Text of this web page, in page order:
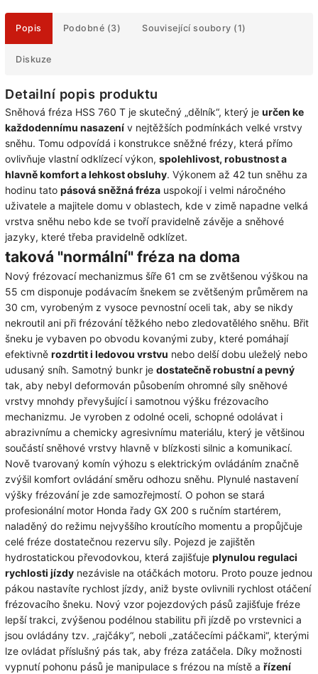
Popis Podobné (3) Související soubory (1)
Diskuze
Detailní popis produktu
Sněhová fréza HSS 760 T je skutečný „dělník“, který je určen ke
každodennímu nasazení v nejtěžších podmínkách velké vrstvy
sněhu. Tomu odpovídá i konstrukce sněžné frézy, která přímo
ovlivňuje vlastní odklízecí výkon, spolehlivost, robustnost a
hlavně komfort a lehkost obsluhy. Výkonem až 42 tun sněhu za
hodinu tato pásová sněžná fréza uspokojí i velmi náročného
uživatele a majitele domu v oblastech, kde v zimě napadne velká
vrstva sněhu nebo kde se tvoří pravidelně závěje a sněhové
jazyky, které třeba pravidelně odklízet.
taková "normální" fréza na doma
Nový frézovací mechanizmus šíře 61 cm se zvětšenou výškou na
55 cm disponuje podávacím šnekem se zvětšeným průměrem na
30 cm, vyrobeným z vysoce pevnostní oceli tak, aby se nikdy
nekroutil ani při frézování těžkého nebo zledovatělého sněhu. Břit
šneku je vybaven po obvodu kovanými zuby, které pomáhají
efektivně rozdrtit i ledovou vrstvu nebo delší dobu uleželý nebo
udusaný sníh. Samotný bunkr je dostatečně robustní a pevný
tak, aby nebyl deformován působením ohromné síly sněhové
vrstvy mnohdy převyšující i samotnou výšku frézovacího
mechanizmu. Je vyroben z odolné oceli, schopné odolávat i
abrazivnímu a chemicky agresivnímu materiálu, který je většinou
součástí sněhové vrstvy hlavně v blízkosti silnic a komunikací.
Nově tvarovaný komín výhozu s elektrickým ovládáním značně
zvýšil komfort ovládání směru odhozu sněhu. Plynulé nastavení
výšky frézování je zde samozřejmostí. O pohon se stará
profesionální motor Honda řady GX 200 s ručním startérem,
naladěný do režimu nejvyššího kroutícího momentu a propůjčuje
celé fréze dostatečnou rezervu síly. Pojezd je zajištěn
hydrostatickou převodovkou, která zajišťuje plynulou regulaci
rychlosti jízdy nezávisle na otáčkách motoru. Proto pouze jednou
pákou nastavíte rychlost jízdy, aniž byste ovlivnili rychlost otáčení
frézovacího šneku. Nový vzor pojezdových pásů zajišťuje fréze
lepší trakci, zvýšenou podélnou stabilitu při jízdě po vrstevnici a
jsou ovládány tzv. „rajčáky“, neboli „zatáčecími páčkami“, kterými
lze ovládat příslušný pás tak, aby fréza zatáčela. Díky možnosti
vypnutí pohonu pásů je manipulace s frézou na místě a řízení